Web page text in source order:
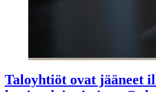
Taloyhtiöt ovat jääneet